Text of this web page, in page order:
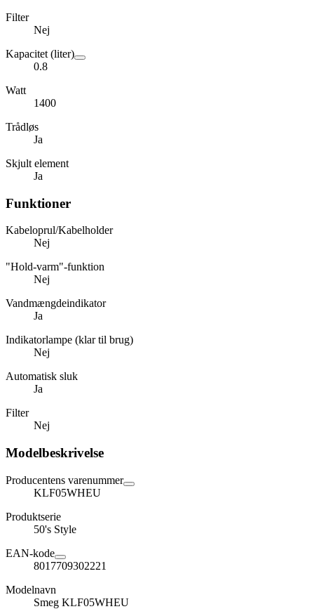
Filter
Nej
Kapacitet (liter)
0.8
Watt
1400
Trådløs
Ja
Skjult element
Ja
Funktioner
Kabeloprul/Kabelholder
Nej
"Hold-varm"-funktion
Nej
Vandmængdeindikator
Ja
Indikatorlampe (klar til brug)
Nej
Automatisk sluk
Ja
Filter
Nej
Modelbeskrivelse
Producentens varenummer
KLF05WHEU
Produktserie
50's Style
EAN-kode
8017709302221
Modelnavn
Smeg KLF05WHEU